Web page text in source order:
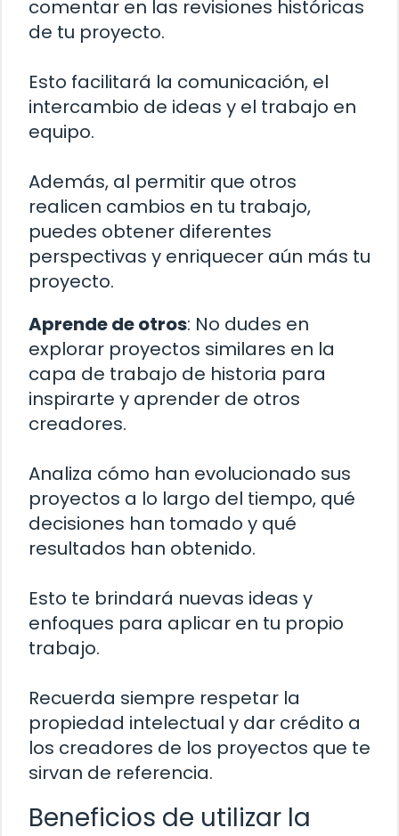
comentar en las revisiones históricas
de tu proyecto.
Esto facilitará la comunicación, el
intercambio de ideas y el trabajo en
equipo.
Además, al permitir que otros
realicen cambios en tu trabajo,
puedes obtener diferentes
perspectivas y enriquecer aún más tu
proyecto.
Aprende de otros: No dudes en
explorar proyectos similares en la
capa de trabajo de historia para
inspirarte y aprender de otros
creadores.
Analiza cómo han evolucionado sus
proyectos a lo largo del tiempo, qué
decisiones han tomado y qué
resultados han obtenido.
Esto te brindará nuevas ideas y
enfoques para aplicar en tu propio
trabajo.
Recuerda siempre respetar la
propiedad intelectual y dar crédito a
los creadores de los proyectos que te
sirvan de referencia.
Beneficios de utilizar la